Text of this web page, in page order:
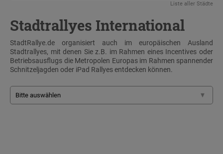
Liste aller Städte
Stadtrallyes International
StadtRallye.de organisiert auch im europäischen Ausland
Stadtrallyes, mit denen Sie z.B. im Rahmen eines Incentives oder
Betriebsausflugs die Metropolen Europas im Rahmen spannender
Schnitzeljagden oder iPad Rallyes entdecken können.